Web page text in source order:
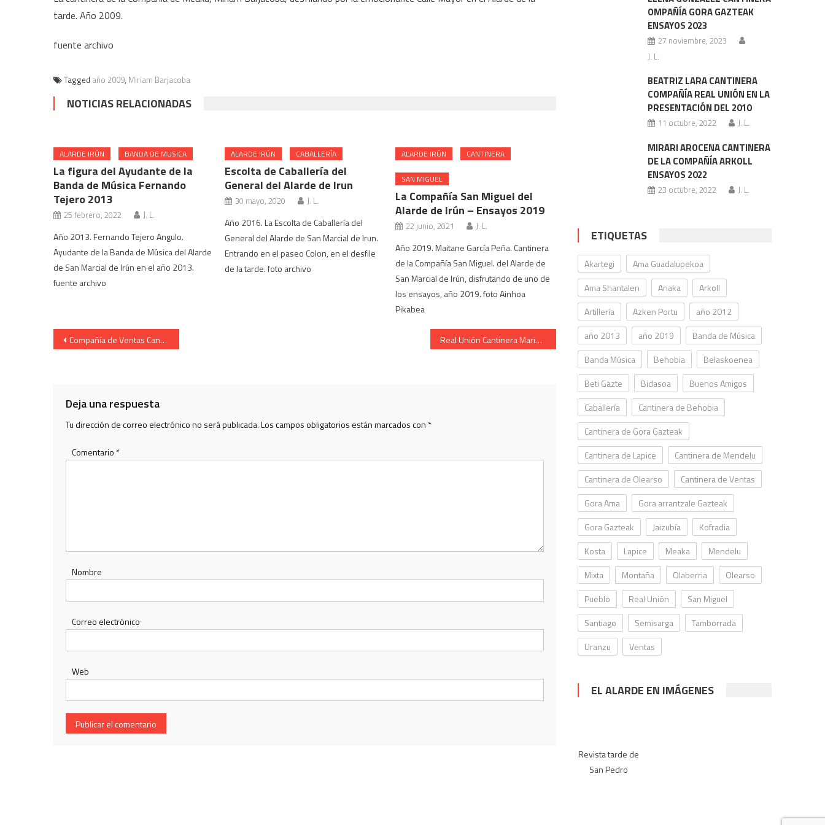
tarde. Año 2009.
fuente archivo
Tagged año 2009, Miriam Barjacoba
NOTICIAS RELACIONADAS
ALARDE IRÚN BANDA DE MUSICA
La figura del Ayudante de la
Banda de Música Fernando
Tejero 2013
25 febrero, 2022 J. L.
Año 2013. Fernando Tejero Angulo.
Ayudante de la Banda de Música del Alarde
de San Marcial de Irún en el año 2013.
fuente archivo
ALARDE IRÚN CABALLERÍA
Escolta de Caballería del
General del Alarde de Irun
30 mayo, 2020 J. L.
Año 2016. La Escolta de Caballería del
General del Alarde de San Marcial de Irun.
Entrando en el paseo Colon, en el desfile
de la tarde. foto archivo
ALARDE IRÚN CANTINERA
SAN MIGUEL
La Compañía San Miguel del
Alarde de Irún – Ensayos 2019
22 junio, 2021 J. L.
Año 2019. Maitane García Peña. Cantinera
de la Compañía San Miguel. del Alarde de
San Marcial de Irún, disfrutando de uno de
los ensayos, año 2019. foto Ainhoa
Pikabea
Navegación
Compañía de Ventas Cantinera Itxaso Albisu tarde 2009 Real Unión Cantinera Marina Emparan Arrankada 2009
Deja una respuesta
Tu dirección de correo electrónico no será publicada.Los campos obligatorios están marcados con *
Comentario *
Nombre
Correo electrónico
Web
OMPAÑÍA GORA GAZTEAK
ENSAYOS 2023
27 noviembre, 2023
J. L.
BEATRIZ LARA CANTINERA
COMPAÑÍA REAL UNIÓN EN LA
PRESENTACIÓN DEL 2010
11 octubre, 2022 J. L.
MIRARI AROCENA CANTINERA
DE LA COMPAÑÍA ARKOLL
ENSAYOS 2022
23 octubre, 2022 J. L.
ETIQUETAS
Akartegi
Ama Guadalupekoa
Ama Shantalen
Anaka
Arkoll
Artillería
Azken Portu
año 2012
año 2013
año 2019
Banda de Música
Banda Música
Behobia
Belaskoenea
Beti Gazte
Bidasoa
Buenos Amigos
Caballería
Cantinera de Behobia
Cantinera de Gora Gazteak
Cantinera de Lapice
Cantinera de Mendelu
Cantinera de Olearso
Cantinera de Ventas
Gora Ama
Gora arrantzale Gazteak
Gora Gazteak
Jaizubía
Kofradia
Kosta
Lapice Meaka
Mendelu
Mixta
Montaña Olaberria
Olearso
Pueblo
Real Unión
San Miguel
Santiago
Semisarga
Tamborrada
Uranzu
Ventas
EL ALARDE EN IMÁGENES
Revista tarde de
San Pedro